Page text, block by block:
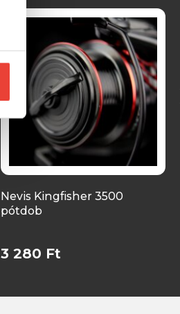
Nevis Kingfisher 3500
pótdob
3 280 Ft